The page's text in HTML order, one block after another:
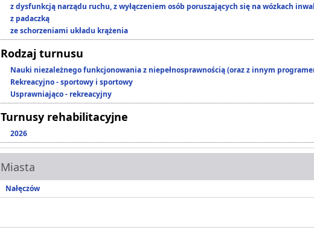
z dysfunkcją narządu ruchu, z wyłączeniem osób poruszających się na wózkach
z padaczką
ze schorzeniami układu krążenia
Rodzaj turnusu
Nauki niezależnego funkcjonowania z niepełnosprawnością (oraz z innym
Rekreacyjno - sportowy i sportowy
Usprawniająco - rekreacyjny
Turnusy rehabilitacyjne
2026
Miasta
Nałęczów